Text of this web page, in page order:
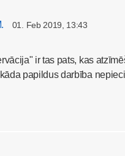
01. Feb 2019, 13:43
ir tas pats, kas
papildus darbība